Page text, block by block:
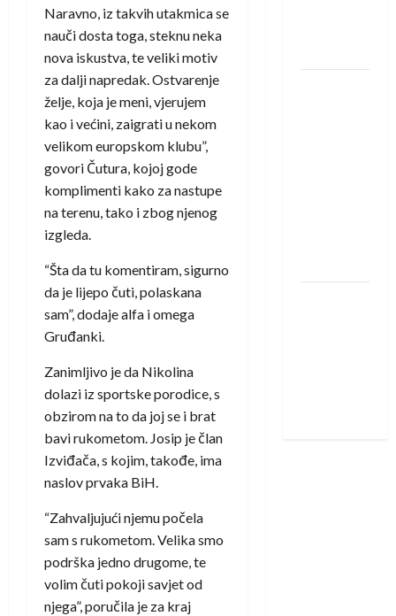
Naravno, iz takvih utakmica se
nauči dosta toga, steknu neka
nova iskustva, te veliki motiv
za dalji napredak. Ostvarenje
želje, koja je meni, vjerujem
kao i većini, zaigrati u nekom
velikom europskom klubu”,
govori Čutura, kojoj gode
komplimenti kako za nastupe
na terenu, tako i zbog njenog
izgleda.
“Šta da tu komentiram, sigurno
da je lijepo čuti, polaskana
sam”, dodaje alfa i omega
Gruđanki.
Zanimljivo je da Nikolina
dolazi iz sportske porodice, s
obzirom na to da joj se i brat
bavi rukometom. Josip je član
Izviđača, s kojim, takođe, ima
naslov prvaka BiH.
“Zahvaljujući njemu počela
sam s rukometom. Velika smo
podrška jedno drugome, te
volim čuti pokoji savjet od
njega”, poručila je za kraj